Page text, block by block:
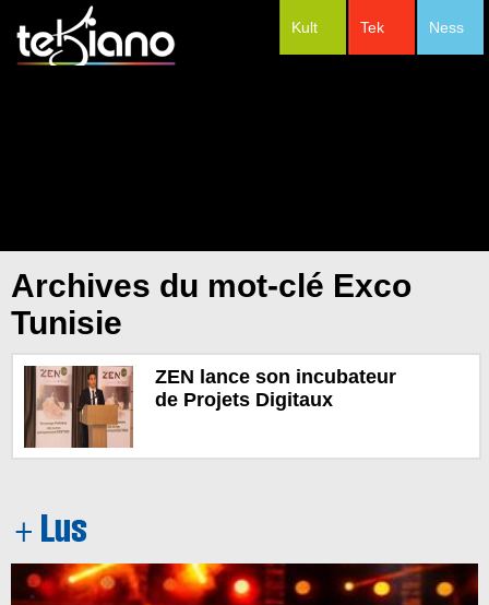
Ness
Tek
Kult
Archives du mot-clé Exco
Tunisie
ZEN lance son incubateur
de Projets Digitaux